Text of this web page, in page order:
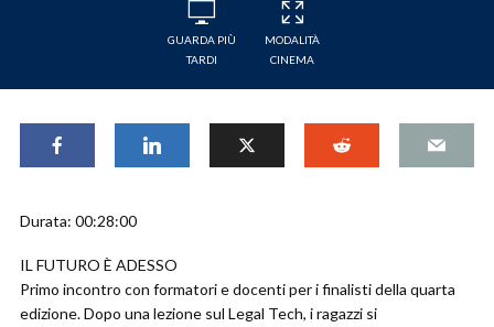
GUARDA PIÙ
TARDI
MODALITÀ
CINEMA
Durata: 00:28:00
IL FUTURO È ADESSO
Primo incontro con formatori e docenti per i finalisti della quarta
edizione. Dopo una lezione sul Legal Tech, i ragazzi si